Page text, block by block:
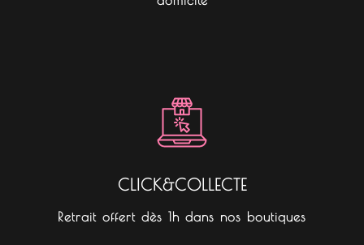
CLICK&COLLECTE
Retrait offert dès 1h dans nos boutiques